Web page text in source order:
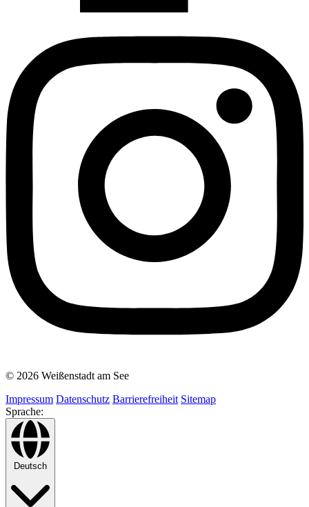
© 2026 Weißenstadt am See
Impressum Datenschutz Barrierefreiheit Sitemap
Sprache:
Deutsch